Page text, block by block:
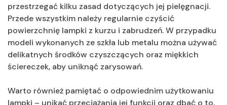
przestrzegać kilku zasad dotyczących jej pielęgnacji.
Przede wszystkim należy regularnie czyścić
powierzchnię lampki z kurzu i zabrudzeń. W przypadku
modeli wykonanych ze szkła lub metalu można używać
delikatnych środków czyszczących oraz miękkich
ściereczek, aby uniknąć zarysowań.
Warto również pamiętać o odpowiednim użytkowaniu
lampki – unikać przeciążania jej funkcji oraz dbać o to,